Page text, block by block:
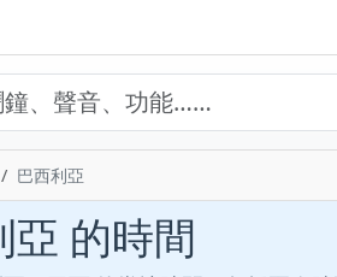
巴西利亞
亞 的時間